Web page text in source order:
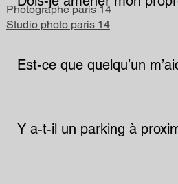
Oui, vous venez avec votre
Est-ce que quelqu’un
Oui, lors de la première
davantage, le studio propose
Y a-t-il un parking à
Le studio ne dispose pas de
Photographe paris 14
Studio photo paris 14